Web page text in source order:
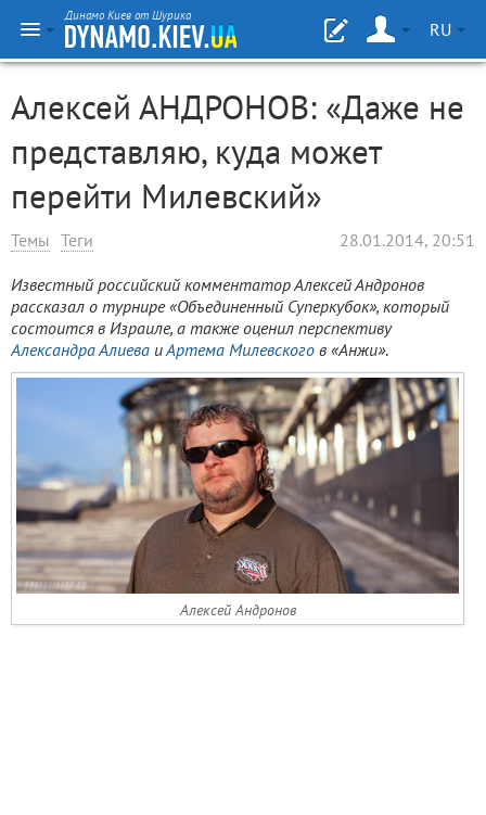
Динамо Киев от Шурика
RU
Алексей АНДРОНОВ: «Даже не
представляю, куда может
перейти Милевский»
Темы Теги 28.01.2014, 20:51
Известный российский комментатор Алексей Андронов
рассказал о турнире «Объединенный Суперкубок», который
состоится в Израиле, а также оценил перспективу
Александра Алиева иАртема Милевского в «Анжи».
Алексей Андронов